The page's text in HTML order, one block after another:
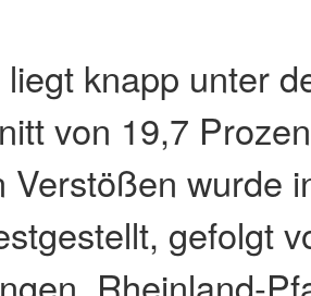
knapp unter
von 19,7
Verstößen wurde
gefolgt